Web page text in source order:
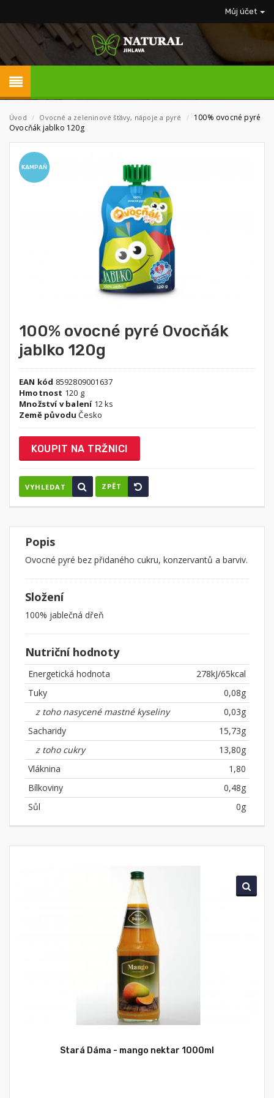
Můj účet
Úvod / Ovocné a zeleninové šťávy, nápoje a pyré /
100% ovocné pyré
Ovocňák jablko 120g
KAMPAŇ
100% ovocné pyré Ovocňák
jablko 120g
EAN kód 8592809001637
Hmotnost 120 g
Množství v balení12 ks
Země původu Česko
KOUPIT NA TRŽNICI
VYHLEDAT ZPĚT
Popis
Ovocné pyré bez přidaného cukru, konzervantů a barviv.
Složení
100% jablečná dřeň
Nutriční hodnoty
Energetická hodnota
278kJ/65kcal
Tuky
0,08g
z toho nasycené mastné kyseliny
0,03g
Sacharidy
15,73g
z toho cukry
13,80g
Vláknina
1,80
Bílkoviny
0,48g
Sůl
0g
Stará Dáma - mango nektar 1000ml